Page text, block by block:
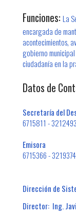
Funciones: La
encargada de
acontecimientos,
gobierno
ciudadanía en la
Datos de
Secretaría del
6715811 -
Emisora
6715366 -
Dirección de
Director: Ing.